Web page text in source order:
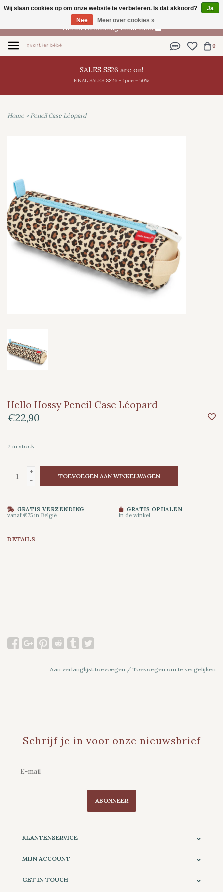
NL
Gratis verzending vanaf €100
0
SALES SS26 are on!
FINAL SALES SS26 - 1pce = 50%
Home > Pencil Case Léopard
Hello Hossy Pencil Case Léopard
€22,90
2 in stock
+
-
TOEVOEGEN AAN WINKELWAGEN
GRATIS VERZENDING
vanaf €75 in België
GRATIS OPHALEN
in de winkel
DETAILS
Aan verlanglijst toevoegen / Toevoegen om te vergelijken
Schrijf je in voor onze nieuwsbrief
ABONNEER
KLANTENSERVICE
MIJN ACCOUNT
GET IN TOUCH
Wij slaan cookies op om onze website te verbeteren. Is dat akkoord?
Ja
Nee
Meer over cookies »